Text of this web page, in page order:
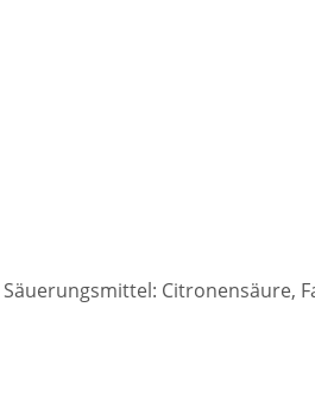
Citronensäure,